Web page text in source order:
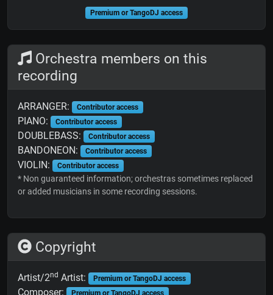
Premium or TangoDJ access
Orchestra members on this
recording
ARRANGER: Contributor access
PIANO: Contributor access
DOUBLEBASS: Contributor access
BANDONEON: Contributor access
VIOLIN: Contributor access
* Non guaranteed information; orchestras sometimes replaced
or added musicians in some recording sessions.
Copyright
Artist/2nd Artist: Premium or TangoDJ access
Composer: Premium or TangoDJ access